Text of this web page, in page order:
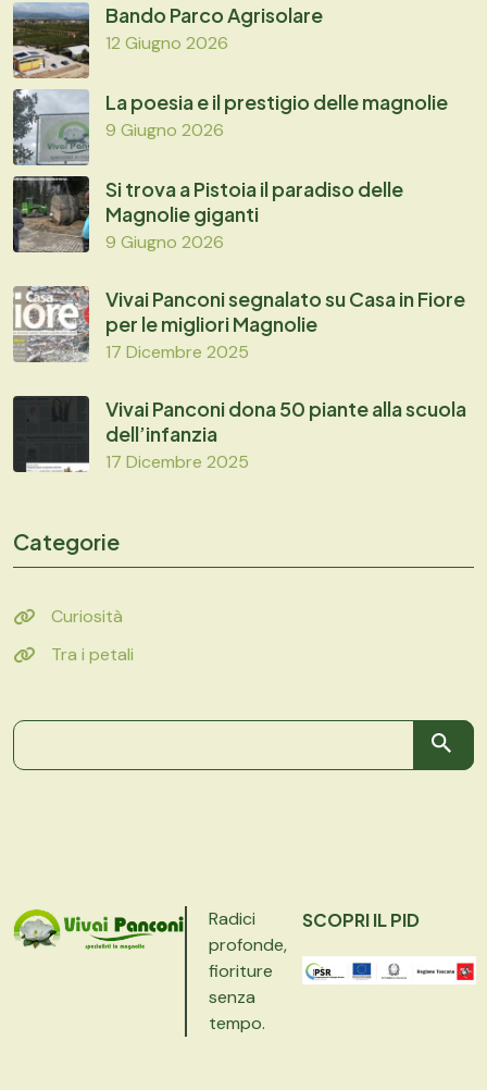
Bando Parco Agrisolare
12 Giugno 2026
La poesia e il prestigio delle magnolie
9 Giugno 2026
Si trova a Pistoia il paradiso delle
Magnolie giganti
9 Giugno 2026
Vivai Panconi segnalato su Casa in Fiore
per le migliori Magnolie
17 Dicembre 2025
Vivai Panconi dona 50 piante alla scuola
dell’infanzia
17 Dicembre 2025
Categorie
Curiosità
Tra i petali
Radici
profonde,
fioriture
senza
tempo.
SCOPRI IL PID